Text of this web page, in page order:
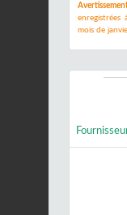
mois de